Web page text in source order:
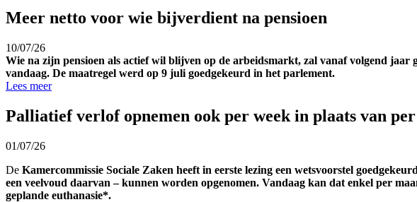
Meer netto voor wie bijverdient na pensioen
10/07/26
Wie na zijn pensioen als actief wil blijven op de arbeidsmarkt, zal vanaf volgend
vandaag. De maatregel werd op 9 juli goedgekeurd in het parlement.
Lees meer
Palliatief verlof opnemen ook per week in plaats van
01/07/26
De Kamercommissie Sociale Zaken heeft in eerste lezing een wetsvoorstel
een veelvoud daarvan – kunnen worden opgenomen. Vandaag kan dat enkel per
geplande euthanasie*.